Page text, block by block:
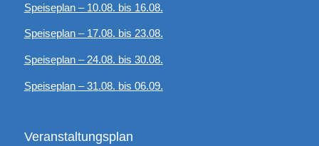
Speiseplan – 10.08. bis 16.08.
Speiseplan – 17.08. bis 23.08.
Speiseplan – 24.08. bis 30.08.
Speiseplan – 31.08. bis 06.09.
Veranstaltungsplan